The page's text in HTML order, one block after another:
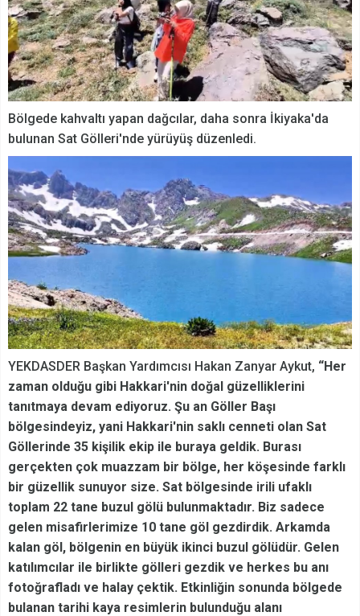
Bölgede kahvaltı yapan dağcılar, daha sonra İkiyaka'da
bulunan Sat Gölleri'nde yürüyüş düzenledi.
YEKDASDER Başkan Yardımcısı Hakan Zanyar Aykut, “Her
zaman olduğu gibi Hakkari'nin doğal güzelliklerini
tanıtmaya devam ediyoruz. Şu an Göller Başı
bölgesindeyiz, yani Hakkari'nin saklı cenneti olan Sat
Göllerinde 35 kişilik ekip ile buraya geldik. Burası
gerçekten çok muazzam bir bölge, her köşesinde farklı
bir güzellik sunuyor size. Sat bölgesinde irili ufaklı
toplam 22 tane buzul gölü bulunmaktadır. Biz sadece
gelen misafirlerimize 10 tane göl gezdirdik. Arkamda
kalan göl, bölgenin en büyük ikinci buzul gölüdür. Gelen
katılımcılar ile birlikte gölleri gezdik ve herkes bu anı
fotoğrafladı ve halay çektik. Etkinliğin sonunda bölgede
bulanan tarihi kaya resimlerin bulunduğu alanı